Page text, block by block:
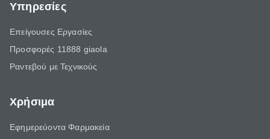
Υπηρεσίες
Επείγουσες Εργασίες
Προσφορές 11888 giaola
Ραντεβού με Τεχνικούς
Χρήσιμα
Εφημερεύοντα Φαρμακεία